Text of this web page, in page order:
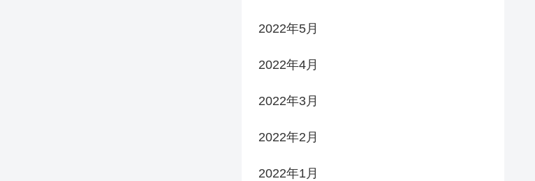
2022年5月
2022年4月
2022年3月
2022年2月
2022年1月